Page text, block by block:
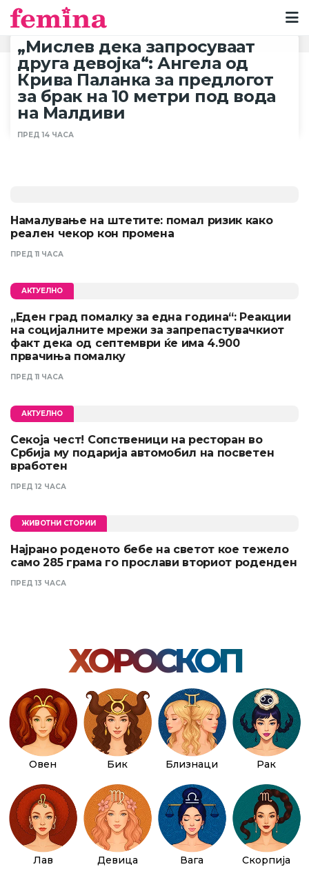
„Мислев дека запросуваат
друга девојка“: Ангела од
Крива Паланка за предлогот
за брак на 10 метри под вода
на Малдиви
ПРЕД 14 ЧАСА
Намалување на штетите: помал ризик како
реален чекор кон промена
ПРЕД 11 ЧАСА
АКТУЕЛНО
„Еден град помалку за една година“: Реакции
на социјалните мрежи за запрепастувачкиот
факт дека од септември ќе има 4.900
првачиња помалку
ПРЕД 11 ЧАСА
АКТУЕЛНО
Секоја чест! Сопственици на ресторан во
Србија му подарија автомобил на посветен
вработен
ПРЕД 12 ЧАСА
ЖИВОТНИ СТОРИИ
Најрано роденото бебе на светот кое тежело
само 285 грама го прослави вториот роденден
ПРЕД 13 ЧАСА
ХОРОСКОП
Овен Бик Близнаци Рак
Лав Девица Вага Скорпија